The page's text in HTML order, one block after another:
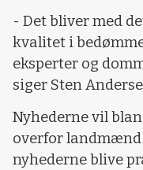
- Det bliver med
kvalitet i
eksperter og
siger Sten
Nyhederne vil
overfor landmænd
nyhederne blive